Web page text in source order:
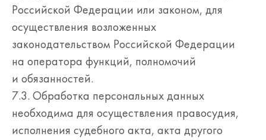
Российской Федерации или законом, для
осуществления возложенных
законодательством Российской Федерации
на оператора функций, полномочий
и обязанностей.
7.3. Обработка персональных данных
необходима для осуществления правосудия,
исполнения судебного акта, акта другого